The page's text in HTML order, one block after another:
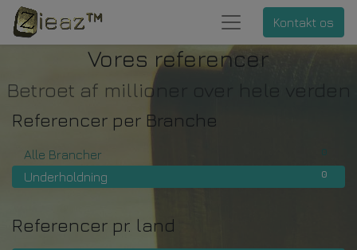
Kontakt os
Vores referencer
Betroet af millioner over hele verden
Referencer per Branche
0
Alle Brancher
0
Underholdning
Referencer pr. land